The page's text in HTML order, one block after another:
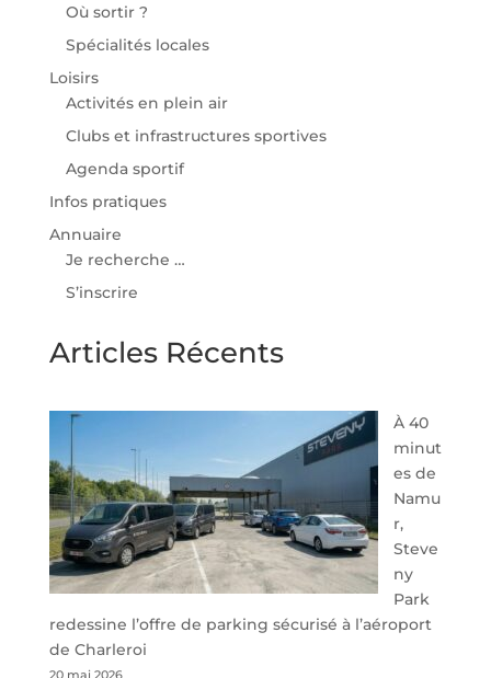
Où sortir ?
Spécialités locales
Loisirs
Activités en plein air
Clubs et infrastructures sportives
Agenda sportif
Infos pratiques
Annuaire
Je recherche …
S’inscrire
Articles Récents
À 40
minut
es de
Namu
r,
Steve
ny
Park
redessine l’offre de parking sécurisé à l’aéroport
de Charleroi
20 mai 2026